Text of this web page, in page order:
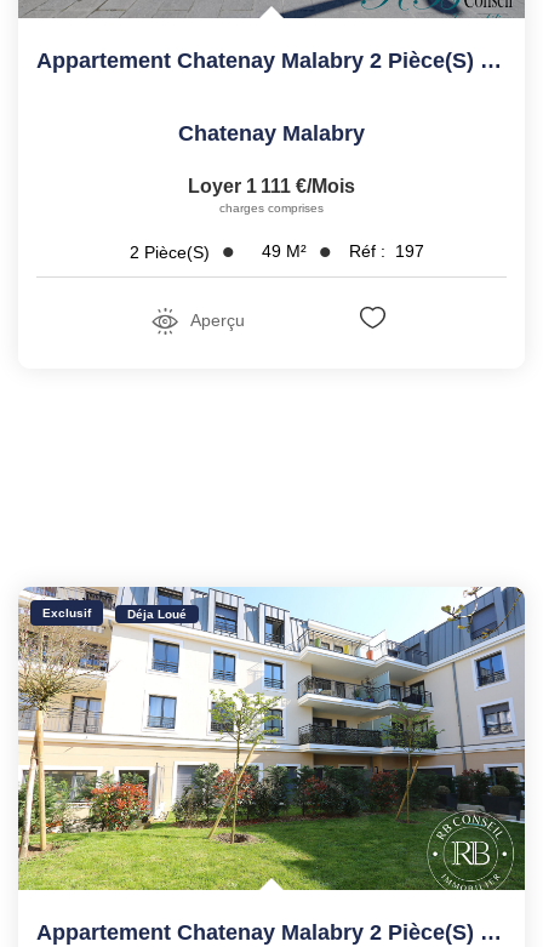
Appartement Chatenay Malabry 2 Pièce(s) 50 M2
Chatenay Malabry
Loyer 1 111 €/mois
charges comprises
2 Pièce(s) 49 M² Réf : 197
Aperçu
Exclusif Déja Loué
Appartement Chatenay Malabry 2 Pièce(s) 42.69 M2